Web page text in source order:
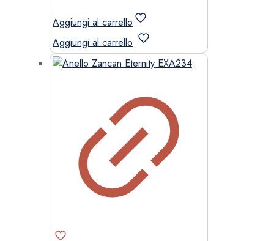
Aggiungi al carrello
Aggiungi al carrello